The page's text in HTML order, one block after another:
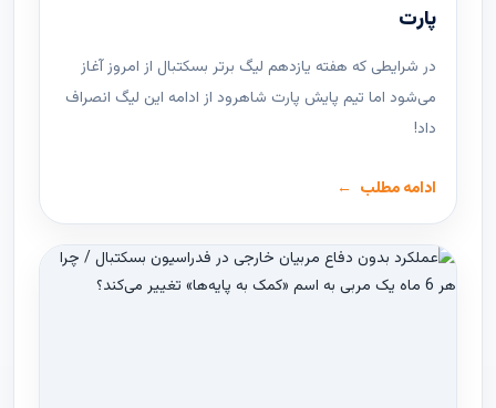
پارت
در شرایطی که هفته یازدهم لیگ ‌برتر بسکتبال از امروز آغاز
می‌شود اما تیم پایش پارت شاهرود از ادامه این لیگ انصراف
داد!
ادامه مطلب